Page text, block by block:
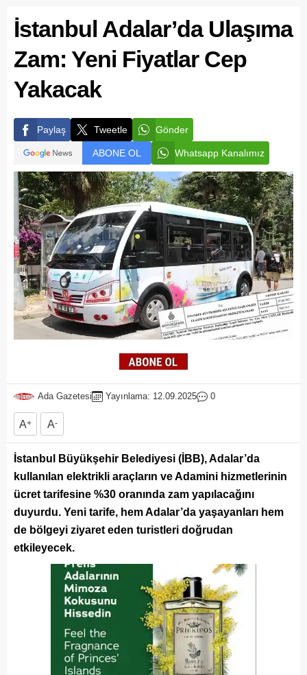
İstanbul Adalar’da Ulaşıma
Zam: Yeni Fiyatlar Cep
Yakacak
Paylaş Tweetle Gönder
ABONE OL Whatsapp Kanalımız
Ada Gazetesi Yayınlama: 12.09.2025 0
A+ A-
İstanbul Büyükşehir Belediyesi (İBB), Adalar’da
kullanılan elektrikli araçların ve Adamini hizmetlerinin
ücret tarifesine %30 oranında zam yapılacağını
duyurdu. Yeni tarife, hem Adalar’da yaşayanları hem
de bölgeyi ziyaret eden turistleri doğrudan
etkileyecek.